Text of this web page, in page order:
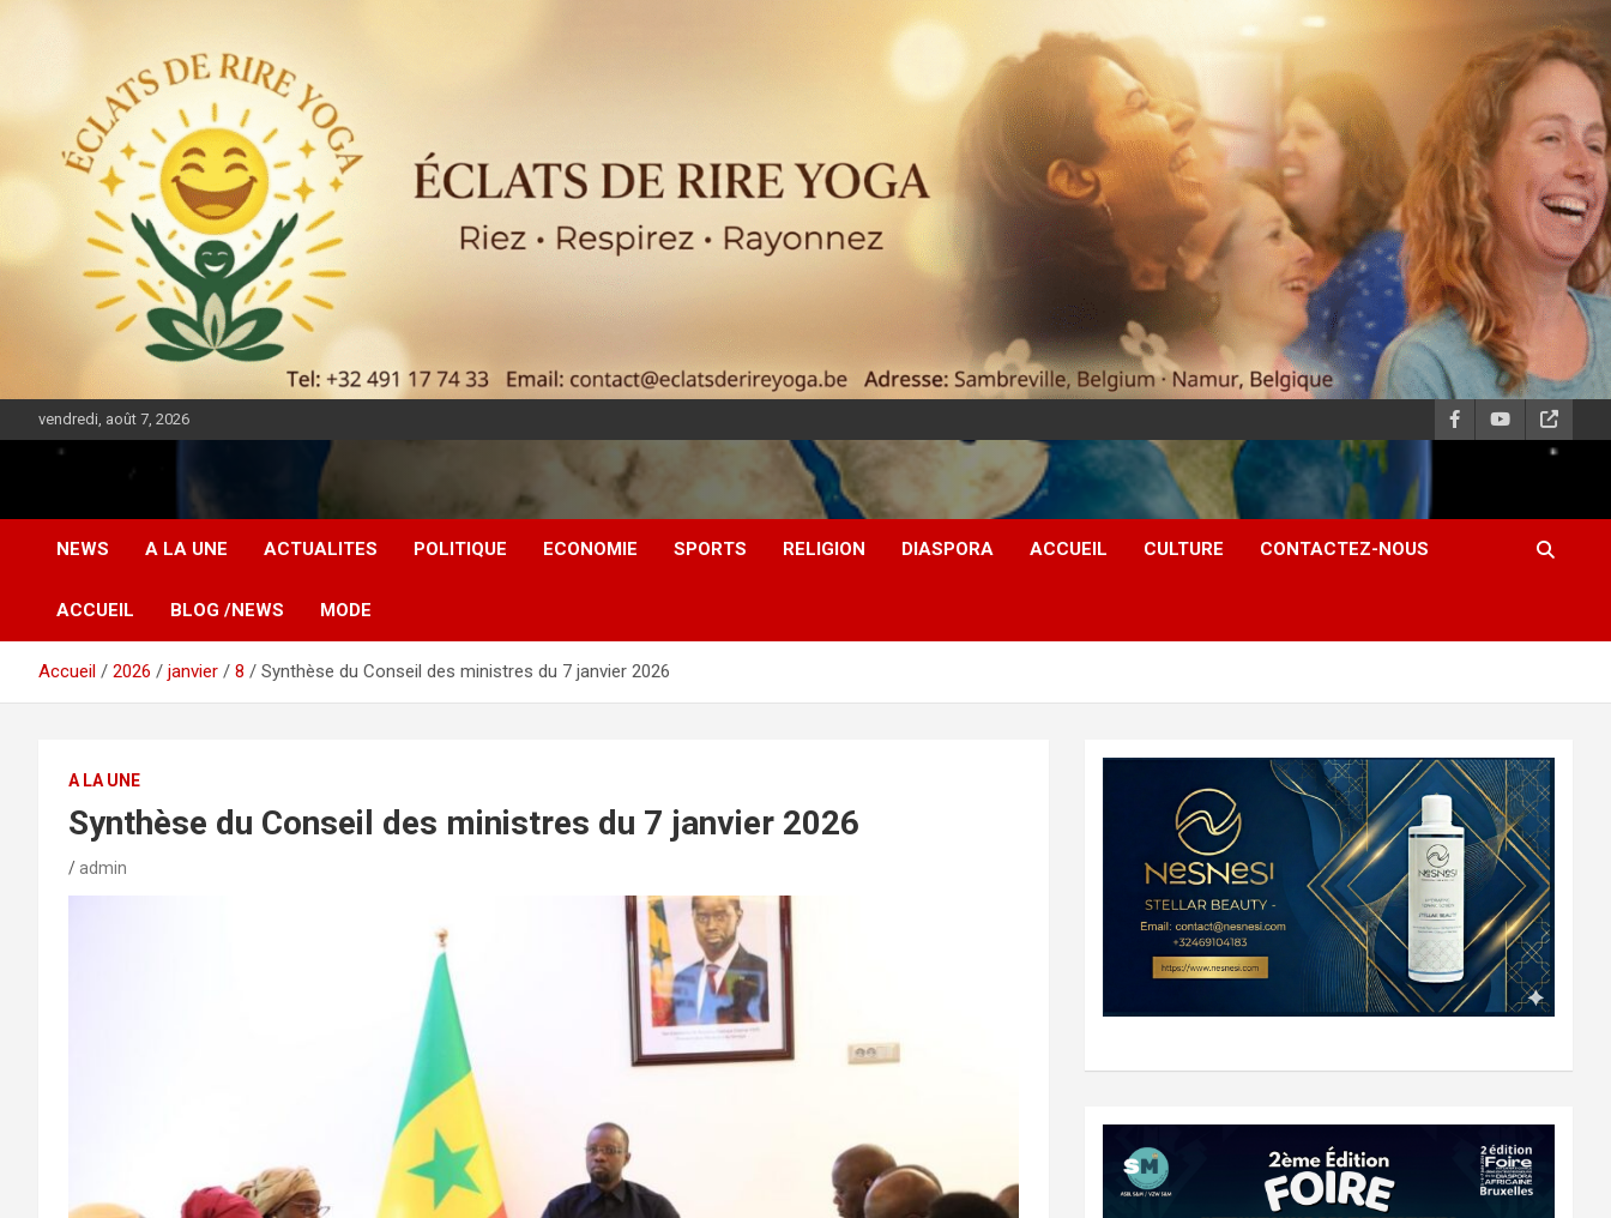
vendredi, août 7, 2026
DIASPORA PULSE
NEWS A LA UNE ACTUALITES POLITIQUE ECONOMIE SPORTS RELIGION DIASPORA ACCUEIL CULTURE CONTACTEZ-NOUS
ACCUEIL BLOG /NEWS MODE
Accueil 2026 janvier 8 Synthèse du Conseil des ministres du 7 janvier 2026
A LA UNE
Synthèse du Conseil des ministres du 7 janvier 2026
admin